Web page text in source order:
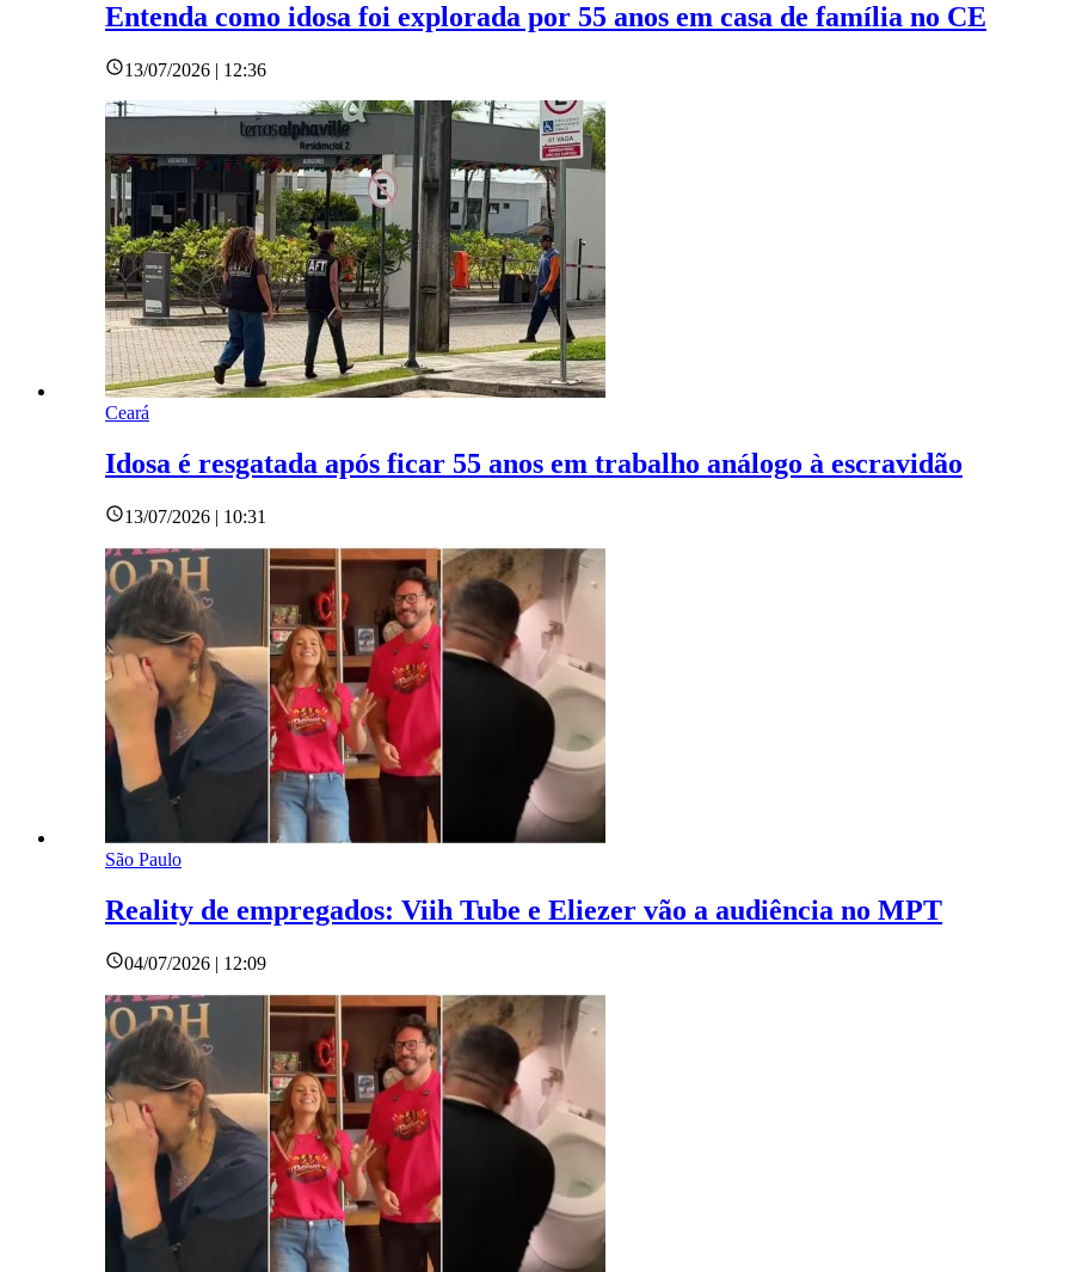
Entenda como idosa foi explorada por 55 anos em casa de família no CE
13/07/2026 | 12:36
Ceará
Idosa é resgatada após ficar 55 anos em trabalho análogo à escravidão
13/07/2026 | 10:31
São Paulo
Reality de empregados: Viih Tube e Eliezer vão a audiência no MPT
04/07/2026 | 12:09